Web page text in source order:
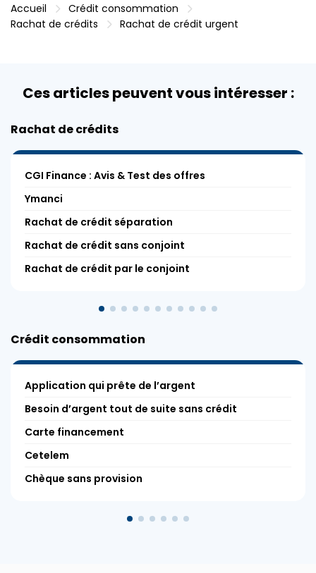
Accueil
Crédit consommation
Rachat de crédits
Rachat de crédit urgent
Ces articles peuvent vous intéresser :
Rachat de crédits
CGI Finance : Avis & Test des offres
Ymanci
Rachat de crédit séparation
Rachat de crédit sans conjoint
Rachat de crédit par le conjoint
Crédit consommation
Application qui prête de l’argent
Besoin d’argent tout de suite sans crédit
Carte financement
Cetelem
Chèque sans provision